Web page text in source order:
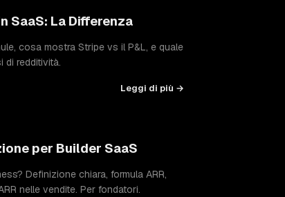
SaaS: La Differenza
cosa mostra Stripe vs il P&L, e quale
di redditività.
Leggi di più →
per Builder SaaS
Definizione chiara, formula ARR,
nelle vendite. Per fondatori.